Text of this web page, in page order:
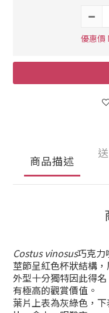
優惠價
商品描述
Costus vinosus巧克力
莖節呈紅色杯狀結構
外型十分獨特因此得
有極高的觀賞價值。
葉片上表為灰綠色，